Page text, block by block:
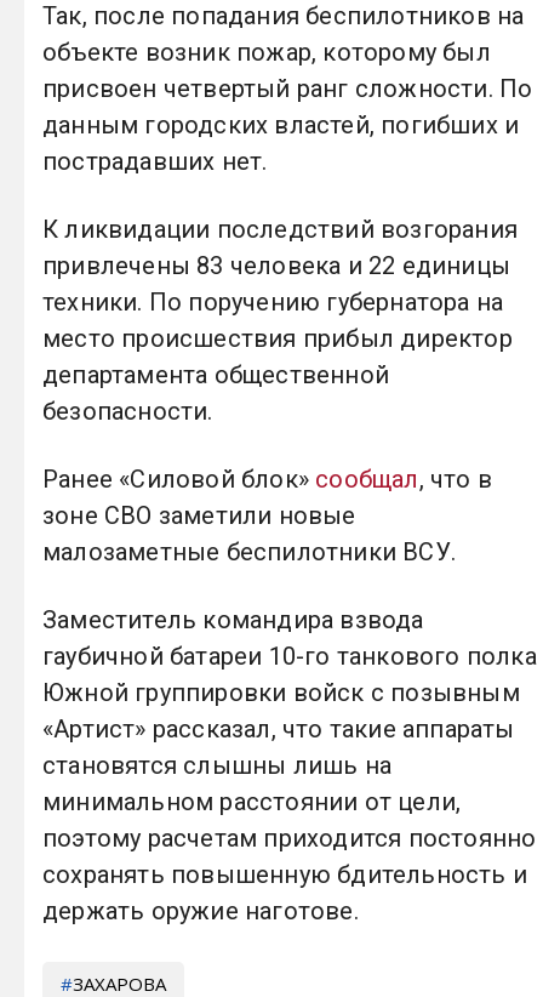
Так, после попадания беспилотников на
объекте возник пожар, которому был
присвоен четвертый ранг сложности. По
данным городских властей, погибших и
пострадавших нет.
К ликвидации последствий возгорания
привлечены 83 человека и 22 единицы
техники. По поручению губернатора на
место происшествия прибыл директор
департамента общественной
безопасности.
Ранее «Силовой блок» сообщал, что в
зоне СВО заметили новые
малозаметные беспилотники ВСУ.
Заместитель командира взвода
гаубичной батареи 10-го танкового полка
Южной группировки войск с позывным
«Артист» рассказал, что такие аппараты
становятся слышны лишь на
минимальном расстоянии от цели,
поэтому расчетам приходится постоянно
сохранять повышенную бдительность и
держать оружие наготове.
ЗАХАРОВА